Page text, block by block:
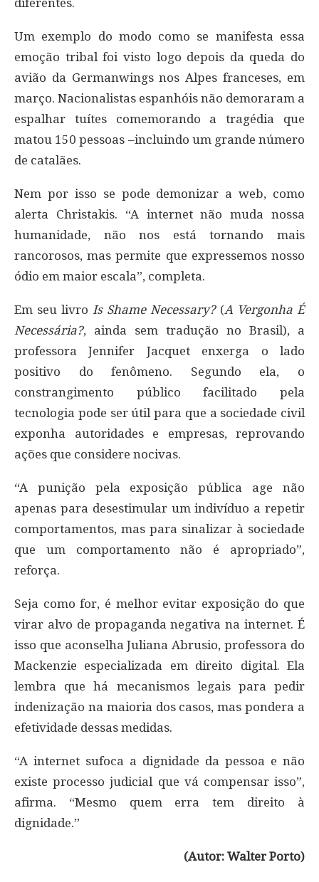
diferentes.
Um exemplo do modo como se manifesta essa
emoção tribal foi visto logo depois da queda do
avião da Germanwings nos Alpes franceses, em
março. Nacionalistas espanhóis não demoraram a
espalhar tuítes comemorando a tragédia que
matou 150 pessoas –incluindo um grande número
de catalães.
Nem por isso se pode demonizar a web, como
alerta Christakis. “A internet não muda nossa
humanidade, não nos está tornando mais
rancorosos, mas permite que expressemos nosso
ódio em maior escala”, completa.
Em seu livro Is Shame Necessary?(A Vergonha É
Necessária?, ainda sem tradução no Brasil), a
professora Jennifer Jacquet enxerga o lado
positivo do fenômeno. Segundo ela, o
constrangimento público facilitado pela
tecnologia pode ser útil para que a sociedade civil
exponha autoridades e empresas, reprovando
ações que considere nocivas.
“A punição pela exposição pública age não
apenas para desestimular um indivíduo a repetir
comportamentos, mas para sinalizar à sociedade
que um comportamento não é apropriado”,
reforça.
Seja como for, é melhor evitar exposição do que
virar alvo de propaganda negativa na internet. É
isso que aconselha Juliana Abrusio, professora do
Mackenzie especializada em direito digital. Ela
lembra que há mecanismos legais para pedir
indenização na maioria dos casos, mas pondera a
efetividade dessas medidas.
“A internet sufoca a dignidade da pessoa e não
existe processo judicial que vá compensar isso”,
afirma. “Mesmo quem erra tem direito à
dignidade.”
(Autor: Walter Porto)